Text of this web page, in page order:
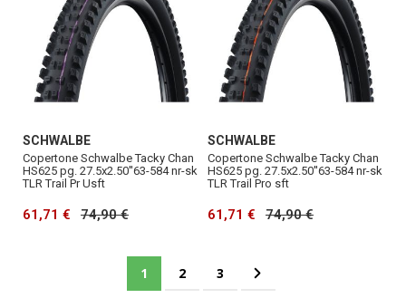
SCHWALBE
Copertone Schwalbe Tacky Chan
HS625 pg. 27.5x2.50''63-584 nr-sk
TLR Trail Pr Usft
61,71 € 74,90 €
SCHWALBE
Copertone Schwalbe Tacky Chan
HS625 pg. 27.5x2.50''63-584 nr-sk
TLR Trail Pro sft
61,71 € 74,90 €
Attualmente stai leggendo la pagina
1 Pagina
2 Pagina
3 Pagina
Successivo